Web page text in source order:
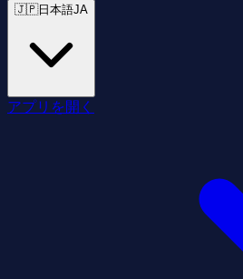
🇯🇵日本語JA
アプリを開く